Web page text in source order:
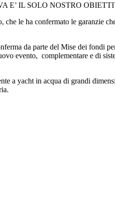
E’ IL SOLO NOSTRO
le ha confermato le garanzie
da parte del Mise dei fondi
evento, complementare e di
a yacht in acqua di grandi